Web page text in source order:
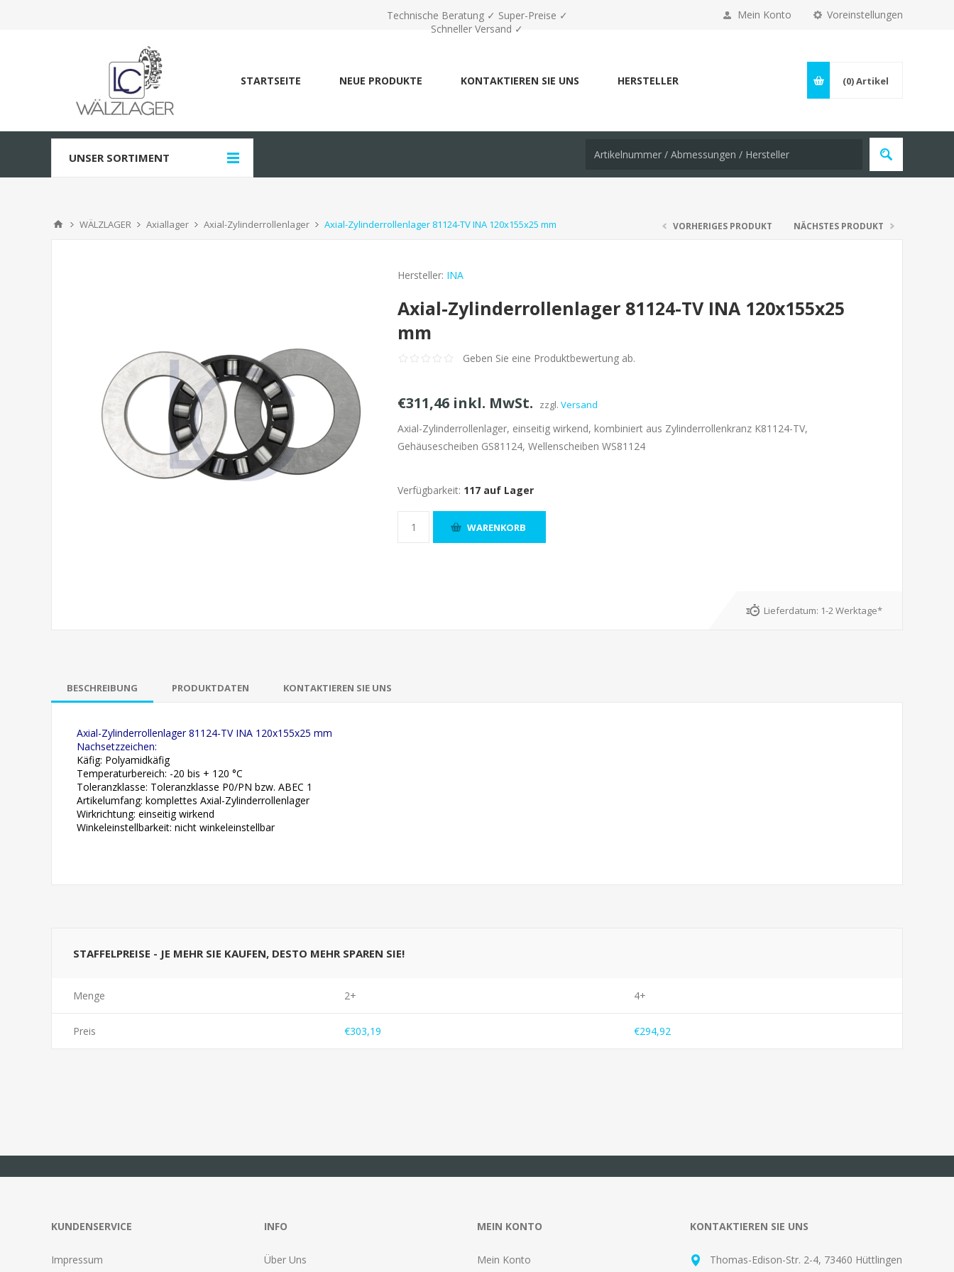
Technische Beratung ✓ Super-Preise ✓
Schneller Versand ✓
Voreinstellungen
Mein Konto
STARTSEITE NEUE PRODUKTE KONTAKTIEREN SIE UNS HERSTELLER (0)Artikel
UNSER SORTIMENT
WÄLZLAGER Axiallager Axial-Zylinderrollenlager Axial-Zylinderrollenlager 81124-TV INA 120x155x25 mm VORHERIGES PRODUKT NÄCHSTES PRODUKT
Hersteller: INA
Axial-Zylinderrollenlager 81124-TV INA 120x155x25
mm
Geben Sie eine Produktbewertung ab.
€311,46 inkl. MwSt. zzgl.Versand
Axial-Zylinderrollenlager, einseitig wirkend, kombiniert aus Zylinderrollenkranz K81124-TV,
Gehäusescheiben GS81124, Wellenscheiben WS81124
Verfügbarkeit: 117 auf Lager
Lieferdatum: 1-2 Werktage*
BESCHREIBUNG PRODUKTDATEN KONTAKTIEREN SIE UNS
Axial-Zylinderrollenlager 81124-TV INA 120x155x25 mm
Nachsetzzeichen:
Käfig: Polyamidkäfig
Temperaturbereich: -20 bis + 120 °C
Toleranzklasse: Toleranzklasse P0/PN bzw. ABEC 1
Artikelumfang: komplettes Axial-Zylinderrollenlager
Wirkrichtung: einseitig wirkend
Winkeleinstellbarkeit: nicht winkeleinstellbar
STAFFELPREISE - JE MEHR SIE KAUFEN, DESTO MEHR SPAREN SIE!
Menge 2+ 4+
Preis €303,19 €294,92
KUNDENSERVICE
Impressum
INFO
Über Uns
MEIN KONTO
Mein Konto
KONTAKTIEREN SIE UNS
Thomas-Edison-Str. 2-4, 73460 Hüttlingen